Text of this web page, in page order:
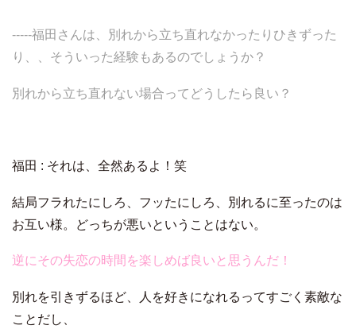
-----福田さんは、別れから立ち直れなかったりひきずった
り、、そういった経験もあるのでしょうか？
別れから立ち直れない場合ってどうしたら良い？
福田 : それは、全然あるよ！笑
結局フラれたにしろ、フッたにしろ、別れるに至ったのは
お互い様。どっちが悪いということはない。
逆にその失恋の時間を楽しめば良いと思うんだ！
別れを引きずるほど、人を好きになれるってすごく素敵な
ことだし、